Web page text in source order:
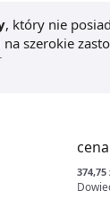
, który nie
szerokie
374,75